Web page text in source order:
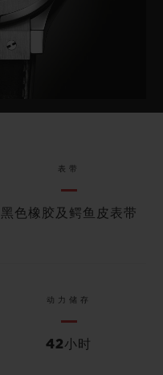
表带
黑色橡胶及鳄鱼皮表带
动力储存
42小时